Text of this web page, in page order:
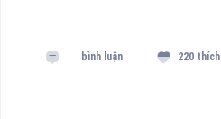
bình luận 220 thích